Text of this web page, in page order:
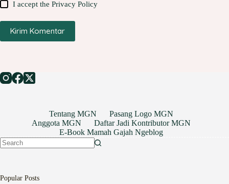
I accept thePrivacy Policy
Kirim Komentar
Tentang MGN
Pasang Logo MGN
Anggota MGN
Daftar Jadi Kontributor MGN
E-Book Mamah Gajah Ngeblog
Popular Posts